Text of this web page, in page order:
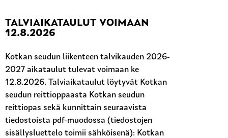
TALVIAIKATAULUT VOIMAAN
12.8.2026
Kotkan seudun liikenteen talvikauden 2026-
2027 aikataulut tulevat voimaan ke
12.8.2026. Talviaikataulut löytyvät Kotkan
seudun reittioppaasta Kotkan seudun
reittiopas sekä kunnittain seuraavista
tiedostoista pdf-muodossa (tiedostojen
sisällysluettelo toimii sähköisenä): Kotkan